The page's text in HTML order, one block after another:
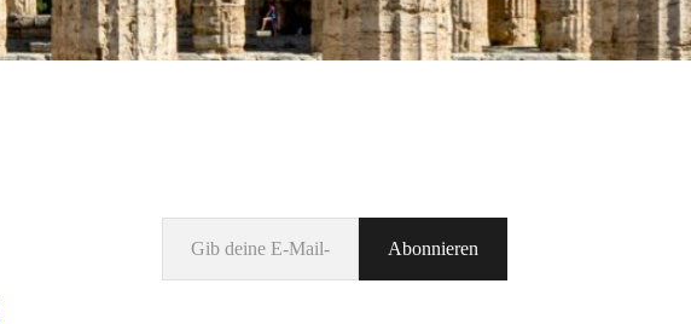
Gib deine E-Mail-Adresse ein ...
Abonnieren